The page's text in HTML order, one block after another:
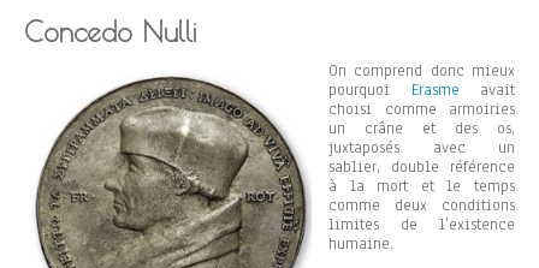
Concedo Nulli
On comprend donc mieux
pourquoi Erasme avait
choisi comme armoiries
un crâne et des os,
juxtaposés avec un
sablier, double référence
à la mort et le temps
comme deux conditions
limites de l’existence
humaine.